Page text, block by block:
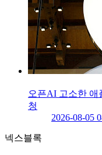
오픈AI 고소한
청
2026-08-05
넥스블록